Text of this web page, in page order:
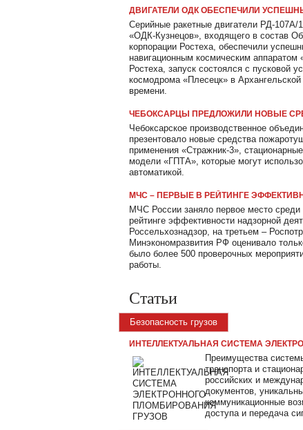
ДВИГАТЕЛИ ОДК ОБЕСПЕЧИЛИ
Серийные ракетные двигатели РД-107А/
«ОДК-Кузнецов», входящего в состав
корпорации Ростеха, обеспечили
навигационным космическим
Ростеха, запуск состоялся с пусковой
космодрома «Плесецк» в
времени.
ЧЕБОКСАРЦЫ ПРЕДЛОЖИЛИ НОВЫЕ
Чебоксарское производственное
презентовало новые средства
применения «Стражник-3»,
модели «ГПТА», которые могут
автоматикой.
МЧС – ПЕРВЫЕ В РЕЙТИНГЕ
МЧС России заняло первое место
рейтинге эффективности надзорной
Россельхознадзор, на третьем –
Минэкономразвития РФ оценивало
было более 500 проверочных
работы.
Статьи
Безопасность грузов
ИНТЕЛЛЕКТУАЛЬНАЯ СИСТЕМА
Преимущества
транспорта и
российских и
документов,
коммуникационные
доступа и передача